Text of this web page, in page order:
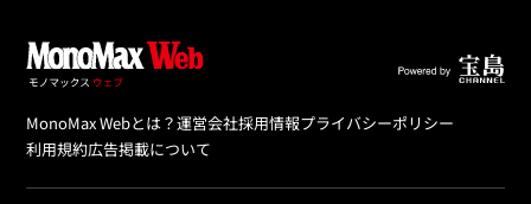
MonoMax Webとは？運営会社採用情報プライバシーポリシー
利用規約広告掲載について